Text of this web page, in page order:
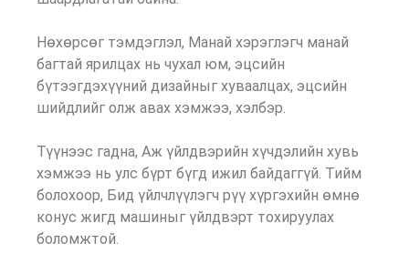
Нөхөрсөг тэмдэглэл, Манай хэрэглэгч манай
багтай ярилцах нь чухал юм, эцсийн
бүтээгдэхүүний дизайныг хуваалцах, эцсийн
шийдлийг олж авах хэмжээ, хэлбэр.
Түүнээс гадна, Аж үйлдвэрийн хүчдэлийн хувь
хэмжээ нь улс бүрт бүгд ижил байдаггүй. Тийм
болохоор, Бид үйлчлүүлэгч рүү хүргэхийн өмнө
конус жигд машиныг үйлдвэрт тохируулах
боломжтой.